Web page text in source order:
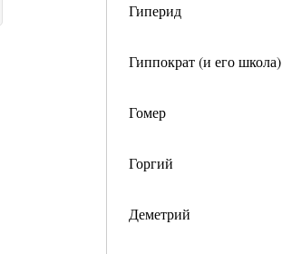
Гиперид
Гиппократ (и его школа)
Гомер
Горгий
Деметрий